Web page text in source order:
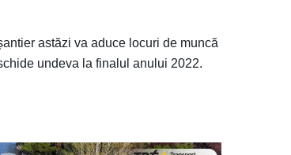
astăzi va aduce locuri de muncă
undeva la finalul anului 2022.